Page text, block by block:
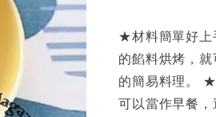
★材料簡單好上
的餡料烘烤，
的簡易料理。
可以當作早餐